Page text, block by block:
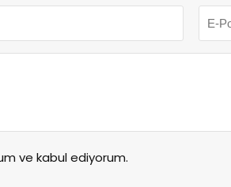
ve kabul ediyorum.